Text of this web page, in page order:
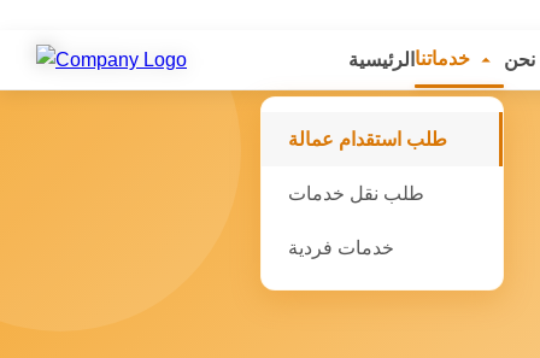
الرئيسية
طلب استقدام عمالة
طلب نقل خدمات
خدمات فردية